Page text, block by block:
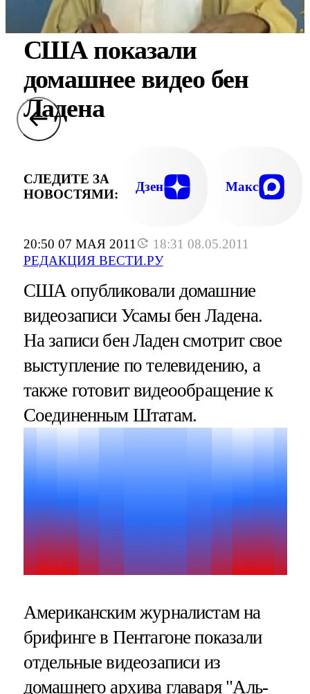
20:50 07 МАЯ 2011
18:31 08.05.2011
РЕДАКЦИЯ ВЕСТИ.РУ
США показали
домашнее видео бен
Ладена
СЛЕДИТЕ ЗА
НОВОСТЯМИ:
Дзен Макс
США опубликовали домашние
видеозаписи Усамы бен Ладена.
На записи бен Ладен смотрит свое
выступление по телевидению, а
также готовит видеообращение к
Соединенным Штатам.
Американским журналистам на
брифинге в Пентагоне показали
отдельные видеозаписи из
домашнего архива главаря "Аль-